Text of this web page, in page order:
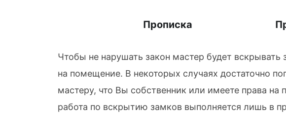
Прописка
Чтобы не нарушать закон мастер будет
на помещение. В некоторых случаях достаточно
мастеру, что Вы собственник или имеете права
работа по вскрытию замков выполняется лишь в